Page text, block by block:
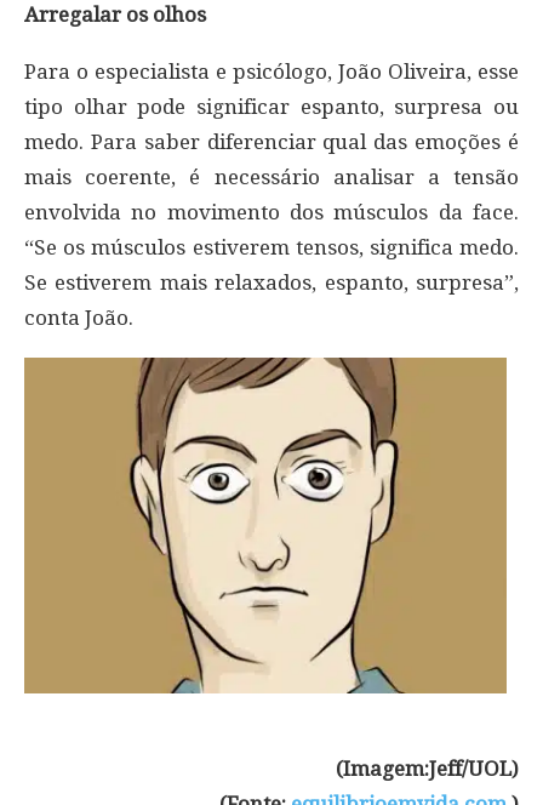
Arregalar os olhos
Para o especialista e psicólogo, João Oliveira, esse
tipo olhar pode significar espanto, surpresa ou
medo. Para saber diferenciar qual das emoções é
mais coerente, é necessário analisar a tensão
envolvida no movimento dos músculos da face.
“Se os músculos estiverem tensos, significa medo.
Se estiverem mais relaxados, espanto, surpresa”,
conta João.
(Imagem:Jeff/UOL)